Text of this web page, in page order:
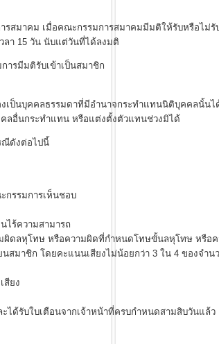
คม เมื่อคณะกรรมการสมาคมมีมติให้รับหรือไม่รับ
ลา 15 วัน นับแต่วันที่ได้ลงมติ
ารมีมติรับเข้าเป็นสมาชิก
คลธรรมดาที่มีอำนาจกระทำแทนนิติบุคคลนั้นได้
อื่นกระทำแทน หรือแต่งตั้งตัวแทนช่วงมิได้
ดังต่อไปนี้
กรรมการเห็นชอบ
ไร้ความสามารถ
ผิดลหุโทษ หรือความผิดที่กำหนดโทษขั้นลหุโทษ หรือ
สมาชิก โดยคะแนนเสียงไม่น้อยกว่า 3 ใน 4 ของจำน
สียง
ได้รับใบเตือนจากเจ้าหน้าที่ครบกำหนดสามสิบวันแล้ว